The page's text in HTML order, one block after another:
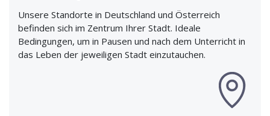
Unsere Standorte in Deutschland und Österreich
befinden sich im Zentrum Ihrer Stadt. Ideale
Bedingungen, um in Pausen und nach dem Unterricht in
das Leben der jeweiligen Stadt einzutauchen.